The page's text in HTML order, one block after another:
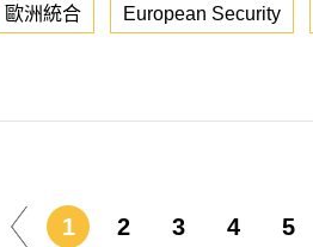
歐洲統合 European Security
1 2 3 4 5